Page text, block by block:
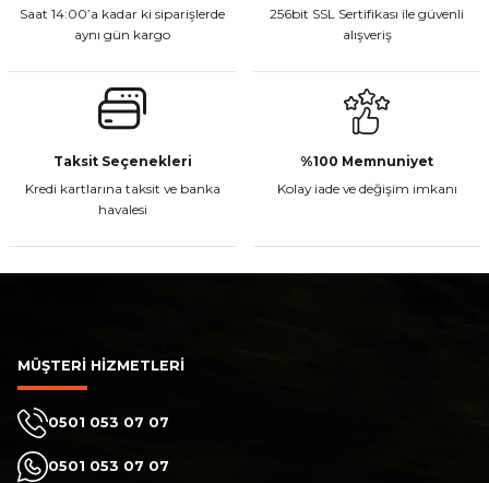
Sepete Ekle
CF Moto 450MT Sol Kumanda Düğmeleri Komple
₺ 2.800,00
CF Moto 450CL-C Sol Kumanda Düğmeleri Komple
Saat 14:00’a kadar ki siparişlerde
aynı gün kargo
256bit SSL Sertifikası ile güvenli
alışveriş
Taksit Seçenekleri
Kredi kartlarına taksit ve banka
havalesi
%100 Memnuniyet
Kolay iade ve değişim imkanı
MÜŞTERİ HİZMETLERİ
0501 053 07 07
0501 053 07 07